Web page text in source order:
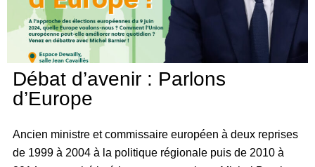
Débat d’avenir : Parlons
d’Europe
Ancien ministre et commissaire européen à deux reprises
de 1999 à 2004 à la politique régionale puis de 2010 à